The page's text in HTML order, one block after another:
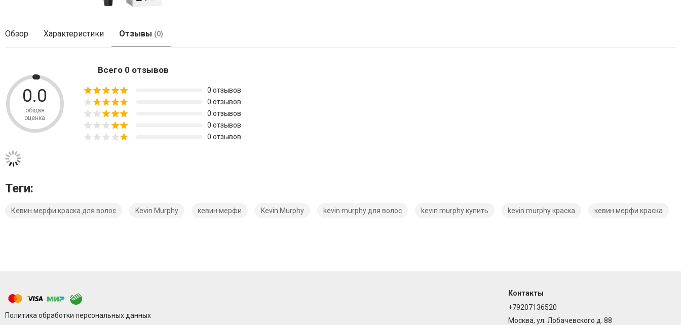
Обзор Характеристики Отзывы (0)
0.0
общая
оценка
Всего 0 отзывов
0 отзывов
0 отзывов
0 отзывов
0 отзывов
0 отзывов
Теги:
Кевин мерфи краска для волос Kevin Murphy кевин мерфи Kevin.Murphy kevin murphy для волос kevin murphy купить kevin murphy краска кевин мерфи краска
Политика обработки персональных данных
Контакты
+79207136520
Москва, ул. Лобачевского д. 88